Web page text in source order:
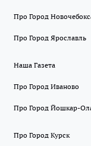
Про Город
Про Город Ярославль
Наша Газета
Про Город Иваново
Про Город Йошкар-
Про Город Курск